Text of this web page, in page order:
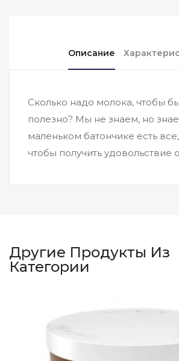
Описание
Сколько надо молока, чтобы
полезно? Мы не знаем, но
маленьком батончике есть
чтобы получить удовольствие
Другие Продукты Из
Категории